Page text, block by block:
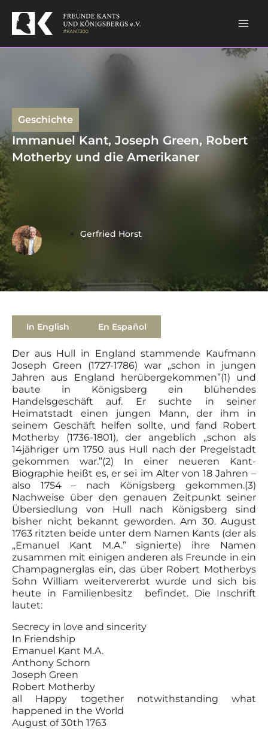
content
Geschichte
Immanuel Kant, Joseph Green, Robert
Motherby und die Amerikaner
Gerfried Horst
In English En Español
Der aus Hull in England stammende Kaufmann
Joseph Green (1727-1786) war „schon in jungen
Jahren aus England herübergekommen”(1) und
baute in Königsberg ein blühendes
Handelsgeschäft auf. Er suchte in seiner
Heimatstadt einen jungen Mann, der ihm in
seinem Geschäft helfen sollte, und fand Robert
Motherby (1736-1801), der angeblich „schon als
14jähriger um 1750 aus Hull nach der Pregelstadt
gekommen war.”(2) In einer neueren Kant-
Biographie heißt es, er sei im Alter von 18 Jahren –
also 1754 – nach Königsberg gekommen.(3)
Nachweise über den genauen Zeitpunkt seiner
Übersiedlung von Hull nach Königsberg sind
bisher nicht bekannt geworden. Am 30. August
1763 ritzten beide unter dem Namen Kants (der als
„Emanuel Kant M.A.” signierte) ihre Namen
zusammen mit einigen anderen als Freunde in ein
Champagnerglas ein, das über Robert Motherbys
Sohn William weitervererbt wurde und sich bis
heute in Familienbesitz befindet. Die Inschrift
lautet:
Secrecy in love and sincerity
In Friendship
Emanuel Kant M.A.
Anthony Schorn
Joseph Green
Robert Motherby
all Happy together notwithstanding what
happened in the World
August of 30th 1763